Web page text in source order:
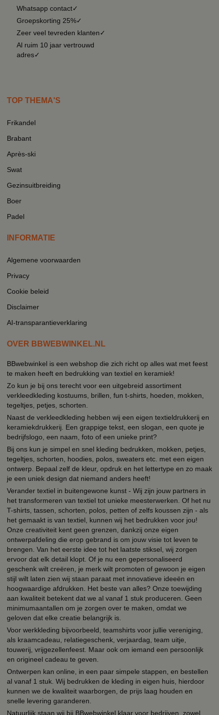
Whatsapp contact✓
Groepskorting 25%✓
Zeer veel tevreden klanten✓
Al ruim 10 jaar vertrouwd
adres✓
TOP THEMA'S
Frikandel
Brabant
Après-ski
Swat
Gezinsuitbreiding
Boer
Padel
INFORMATIE
Algemene voorwaarden
Privacy
Cookie beleid
Disclaimer
AI-transparantieverklaring
OVER BBWEBWINKEL.NL
BBwebwinkel is een webshop die zich richt op alles wat met feest
te maken heeft en bedrukking van textiel en keramiek!
Zo kun je bij ons terecht voor een uitgebreid assortiment
verkleedkleding kostuums, brillen, fun t-shirts, hoeden, mokken,
tegeltjes, petjes, schorten.
Naast de verkleedkleding hebben wij een eigen textieldrukkerij en
keramiekdrukkerij. Een grappige tekst, een slogan, een quote je
bedrijfslogo, een naam, foto of een unieke print?
Bij ons kun je simpel en snel kleding bedrukken, mokken, petjes,
tegeltjes, schorten, hoodies, polos, sweaters etc. met een eigen
ontwerp. Bepaal zelf de kleur, opdruk en het lettertype en zo maak
je een uniek design dat niemand anders heeft!
Verander textiel in buitengewone kunst - Wij zijn jouw partners in
het transformeren van textiel tot unieke meesterwerken. Of het nu
T-shirts, tassen, schorten, polos, petten of zelfs koussen zijn - als
het gemaakt is van textiel, kunnen wij het bedrukken voor jou!
Onze creativiteit kent geen grenzen, dankzij onze eigen
ontwerpafdeling die erop gebrand is om jouw visie tot leven te
brengen. Van het eerste idee tot het laatste stiksel, wij zorgen
ervoor dat elk detail klopt. Of je nu een gepersonaliseerd
geschenk wilt creëren, je merk wilt promoten of gewoon je eigen
stijl wilt laten zien wij staan paraat met innovatieve ideeën en
hoogwaardige afdrukken. Het beste van alles? Onze toewijding
aan kwaliteit betekent dat we al vanaf 1 stuk produceren. Geen
minimumaantallen om je zorgen over te maken, omdat we
geloven dat elke creatie belangrijk is.
Voor werkkleding bijvoorbeeld, teamshirts voor jullie vereniging,
als kraamcadeau, relatiegeschenk, verjaardag, team uitje,
touwerij, vrijgezellenfeest. Maar ook om iemand een persoonlijk
en origineel cadeau te geven.
Ontwerpen kan online, in een paar simpele stappen, en bestellen
al vanaf 1 stuk. Wij bedrukken de kleding in eigen huis, hierdoor
kunnen we de kwaliteit waarborgen, de prijs laag houden en
snelle levering garanderen.
Natuurlijk staan wij bij BBwebwinkel klaar voor bedrijven, zowel